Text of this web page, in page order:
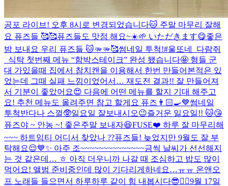
공포 라이브! 오후 8시로 변경되었습니다🐱 주말 마무리 잘해
요 퓨즈들 🥰🥰퓨즈들도 맛점 해요~☀️🌱 いただきます😋좋은
밤 보내요 우리 퓨즈들 🐱🫳🫳🥰썸네일 투척!#울또네_다람쥐
_식탁 첫번째 메뉴 “함박스테이크” 완성 됐습니다🤩 형들 군
대 가있을때 집에서 참치캔을 이용해서 한번 만들어본적은 있
었는데 그때 실패 느낌이었어서… 재도전 결과!! 잘 만들어져
서 기분이 좋았어요😍 다음에 어떤 메뉴를 할지 기대 해주고
요! 추천 메뉴도 올려주면 참고 할게요 퓨즈👨🏻‍🍳💙썸네일
투척반다나 스껄🥸일요일 잘보내시오😉즐거운 일요일!! 🐱😘
퓨즈야 ~ 안농 ~! 좋은주말 보내자😆FUSE❤️ 하루 잘 마무리해
~~~ 하트임티 어디서 찾았나 ??퓨즈들! 늦었지만 9월도 잘 부
탁해요😌💙✨ 아주 조~~~~~~~~~~~~~~금씩 날씨가 선선해지
는 것 같은데… ㅎ 아직 더우니까 나갈 때 조심하고 밥도 많이
먹어요! 앨범 준비중인데 많이 기다리게하네요…ㅠㅠ 온앤오
프 노래들 들으면서 하루하루 같이 힘 내봅시다😎❤️‍🔥9월 17일